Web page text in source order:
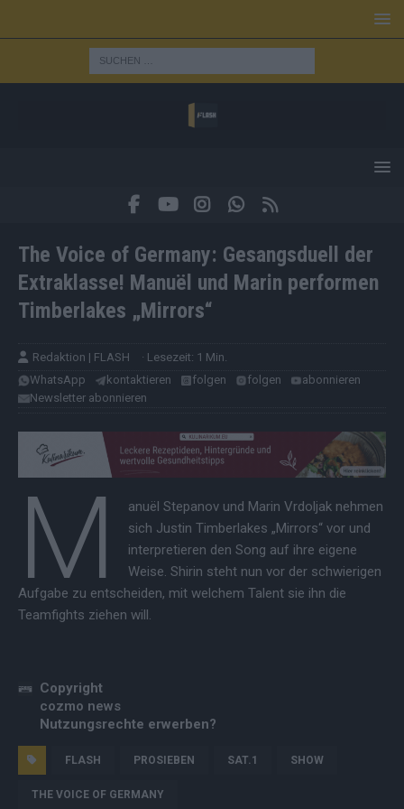
The Voice of Germany: Gesangsduell der
Extraklasse! Manuël und Marin performen
Timberlakes „Mirrors“
Redaktion | FLASH
· Lesezeit: 1 Min.
WhatsApp
kontaktieren folgen folgen
abonnieren
Newsletter abonnieren
M
anuël Stepanov und Marin Vrdoljak nehmen
sich Justin Timberlakes „Mirrors“ vor und
interpretieren den Song auf ihre eigene
Weise. Shirin steht nun vor der schwierigen
Aufgabe zu entscheiden, mit welchem Talent sie ihn die
Teamfights ziehen will.
Copyright
cozmo news
Nutzungsrechte erwerben?
FLASH PROSIEBEN SAT.1 SHOW
THE VOICE OF GERMANY